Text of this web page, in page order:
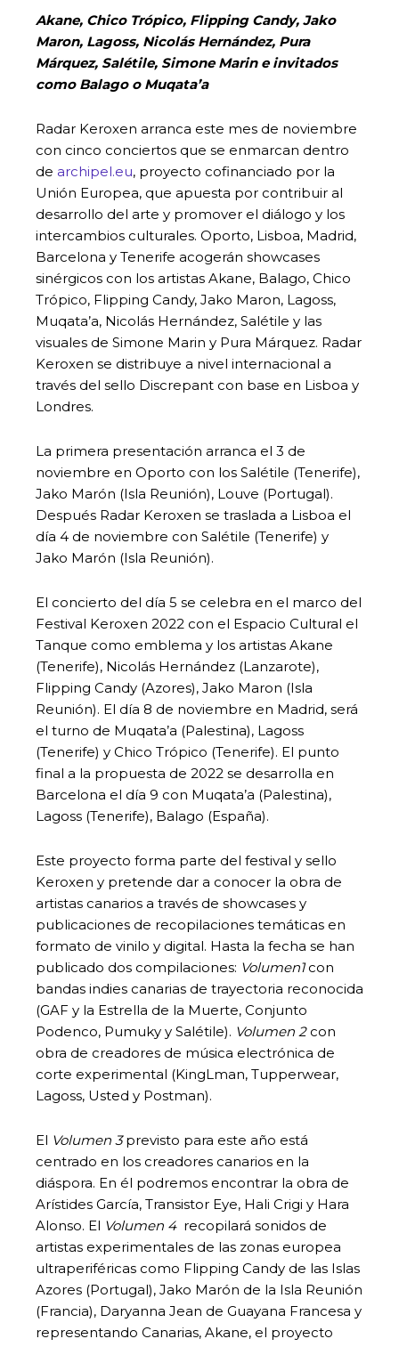
Akane, Chico Trópico, Flipping Candy, Jako
Maron, Lagoss, Nicolás Hernández, Pura
Márquez, Salétile, Simone Marin e invitados
como Balago o Muqata’a
Radar Keroxen arranca este mes de noviembre
con cinco conciertos que se enmarcan dentro
de archipel.eu, proyecto cofinanciado por la
Unión Europea, que apuesta por contribuir al
desarrollo del arte y promover el diálogo y los
intercambios culturales. Oporto, Lisboa, Madrid,
Barcelona y Tenerife acogerán showcases
sinérgicos con los artistas Akane, Balago, Chico
Trópico, Flipping Candy, Jako Maron, Lagoss,
Muqata’a, Nicolás Hernández, Salétile y las
visuales de Simone Marin y Pura Márquez. Radar
Keroxen se distribuye a nivel internacional a
través del sello Discrepant con base en Lisboa y
Londres.
La primera presentación arranca el 3 de
noviembre en Oporto con los Salétile (Tenerife),
Jako Marón (Isla Reunión), Louve (Portugal).
Después Radar Keroxen se traslada a Lisboa el
día 4 de noviembre con Salétile (Tenerife) y
Jako Marón (Isla Reunión).
El concierto del día 5 se celebra en el marco del
Festival Keroxen 2022 con el Espacio Cultural el
Tanque como emblema y los artistas Akane
(Tenerife), Nicolás Hernández (Lanzarote),
Flipping Candy (Azores), Jako Maron (Isla
Reunión). El día 8 de noviembre en Madrid, será
el turno de Muqata’a (Palestina), Lagoss
(Tenerife) y Chico Trópico (Tenerife). El punto
final a la propuesta de 2022 se desarrolla en
Barcelona el día 9 con Muqata’a (Palestina),
Lagoss (Tenerife), Balago (España).
Este proyecto forma parte del festival y sello
Keroxen y pretende dar a conocer la obra de
artistas canarios a través de showcases y
publicaciones de recopilaciones temáticas en
formato de vinilo y digital. Hasta la fecha se han
publicado dos compilaciones: Volumen1con
bandas indies canarias de trayectoria reconocida
(GAF y la Estrella de la Muerte, Conjunto
Podenco, Pumuky y Salétile). Volumen 2con
obra de creadores de música electrónica de
corte experimental (KingLman, Tupperwear,
Lagoss, Usted y Postman).
El Volumen 3previsto para este año está
centrado en los creadores canarios en la
diáspora. En él podremos encontrar la obra de
Arístides García, Transistor Eye, Hali Crigi y Hara
Alonso. El Volumen 4recopilará sonidos de
artistas experimentales de las zonas europea
ultraperiféricas como Flipping Candy de las Islas
Azores (Portugal), Jako Marón de la Isla Reunión
(Francia), Daryanna Jean de Guayana Francesa y
representando Canarias, Akane, el proyecto